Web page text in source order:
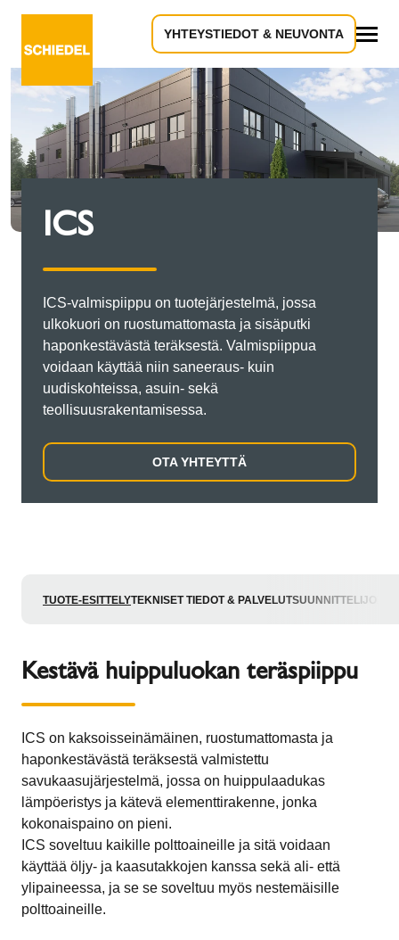
YHTEYSTIEDOT & NEUVONTA
ICS
ICS-valmispiippu on tuotejärjestelmä, jossa
ulkokuori on ruostumattomasta ja sisäputki
haponkestävästä teräksestä. Valmispiippua
voidaan käyttää niin saneeraus- kuin
uudiskohteissa, asuin- sekä
teollisuusrakentamisessa.
OTA YHTEYTTÄ
TUOTE-ESITTELYTEKNISET TIEDOT & PALVELUTSUUNNITTELIJOILLE
Kestävä huippuluokan teräspiippu
ICS on kaksoisseinämäinen, ruostumattomasta ja
haponkestävästä teräksestä valmistettu
savukaasujärjestelmä, jossa on huippulaadukas
lämpöeristys ja kätevä elementtirakenne, jonka
kokonaispaino on pieni.
ICS soveltuu kaikille polttoaineille ja sitä voidaan
käyttää öljy- ja kaasutakkojen kanssa sekä ali- että
ylipaineessa, ja se se soveltuu myös nestemäisille
polttoaineille.